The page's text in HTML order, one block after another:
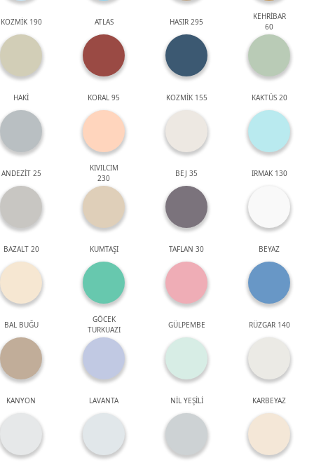
KOZMİK 190 ATLAS HASIR 295
KEHRİBAR
60
HAKİ KORAL 95 KOZMİK 155 KAKTÜS 20
ANDEZİT 25
KIVILCIM
230
BEJ 35 IRMAK 130
BAZALT 20 KUMTAŞI TAFLAN 30 BEYAZ
BAL BUĞU
GÖCEK
TURKUAZI
GÜLPEMBE RÜZGAR 140
KANYON LAVANTA NİL YEŞİLİ KARBEYAZ